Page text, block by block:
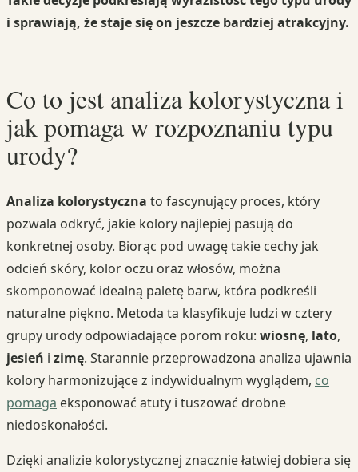
i sprawiają, że staje się on jeszcze bardziej atrakcyjny.
Co to jest analiza kolorystyczna i
jak pomaga w rozpoznaniu typu
urody?
Analiza kolorystyczna to fascynujący proces, który
pozwala odkryć, jakie kolory najlepiej pasują do
konkretnej osoby. Biorąc pod uwagę takie cechy jak
odcień skóry, kolor oczu oraz włosów, można
skomponować idealną paletę barw, która podkreśli
naturalne piękno. Metoda ta klasyfikuje ludzi w cztery
grupy urody odpowiadające porom roku: wiosnę, lato,
jesień i zimę. Starannie przeprowadzona analiza ujawnia
kolory harmonizujące z indywidualnym wyglądem, co
pomaga eksponować atuty i tuszować drobne
niedoskonałości.
Dzięki analizie kolorystycznej znacznie łatwiej dobiera się